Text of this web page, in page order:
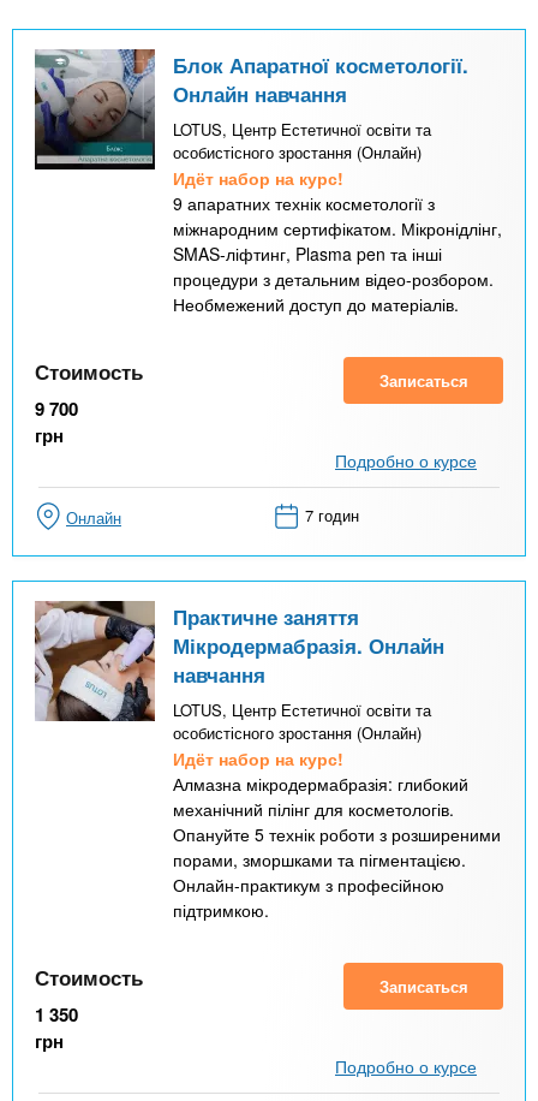
Блок Апаратної косметології.
Онлайн навчання
LOTUS, Центр Естетичної освіти та
особистісного зростання (Онлайн)
Идёт набор на курс!
9 апаратних технік косметології з
міжнародним сертифікатом. Мікронідлінг,
SMAS-ліфтинг, Plasma pen та інші
процедури з детальним відео-розбором.
Необмежений доступ до матеріалів.
Стоимость
9 700
грн
Записаться
Подробно о курсе
Онлайн 7 годин
Практичне заняття
Мікродермабразія. Онлайн
навчання
LOTUS, Центр Естетичної освіти та
особистісного зростання (Онлайн)
Идёт набор на курс!
Алмазна мікродермабразія: глибокий
механічний пілінг для косметологів.
Опануйте 5 технік роботи з розширеними
порами, зморшками та пігментацією.
Онлайн-практикум з професійною
підтримкою.
Стоимость
1 350
грн
Записаться
Подробно о курсе